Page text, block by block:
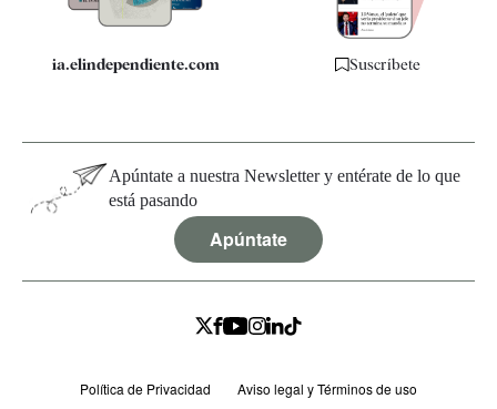
ia.elindependiente.com Suscríbete
Apúntate a nuestra Newsletter y entérate de lo que
está pasando
Apúntate
Política de Privacidad
Aviso legal y Términos de uso